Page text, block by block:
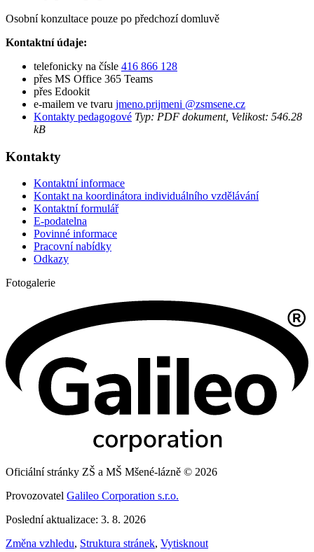
Osobní konzultace pouze po předchozí domluvě
Kontaktní údaje:
telefonicky na čísle 416 866 128
přes MS Office 365 Teams
přes Edookit
e-mailem ve tvaru jmeno.prijmeni @zsmsene.cz
Kontakty pedagogové Typ: PDF dokument, Velikost: 546.28
kB
Kontakty
Kontaktní informace
Kontakt na koordinátora individuálního vzdělávání
Kontaktní formulář
E-podatelna
Povinné informace
Pracovní nabídky
Odkazy
Fotogalerie
Oficiální stránky ZŠ a MŠ Mšené-lázně © 2026
Provozovatel Galileo Corporation s.r.o.
Poslední aktualizace: 3. 8. 2026
Změna vzhledu, Struktura stránek, Vytisknout